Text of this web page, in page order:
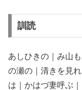
訓読
あしひきの｜み山
の瀬の｜清きを見
は｜かはづ妻呼ぶ